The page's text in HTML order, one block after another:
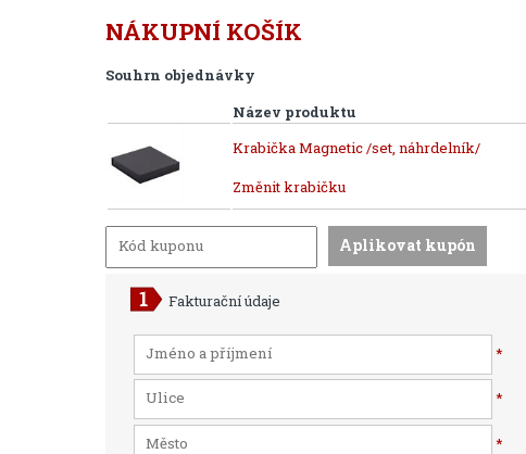
NÁKUPNÍ KOŠÍK
Souhrn objednávky
Název produktu
Krabička Magnetic /set, náhrdelník/
Změnit krabičku
Fakturační údaje
*
*
*